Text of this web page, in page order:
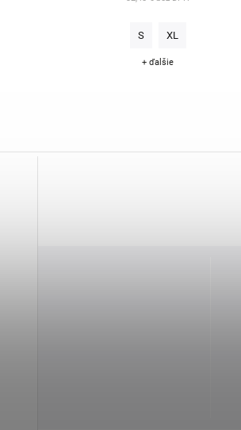
S XL
+ ďalšie